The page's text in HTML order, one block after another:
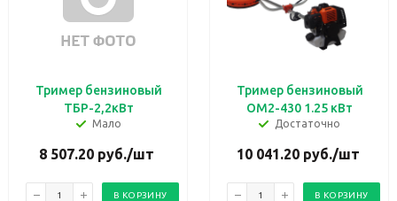
Тример бензиновый
ТБР-2,2кВт
Мало
8 507.20 руб./шт
В КОРЗИНУ
Тример бензиновый
OM2-430 1.25 кВт
Достаточно
10 041.20руб./шт
В КОРЗИНУ